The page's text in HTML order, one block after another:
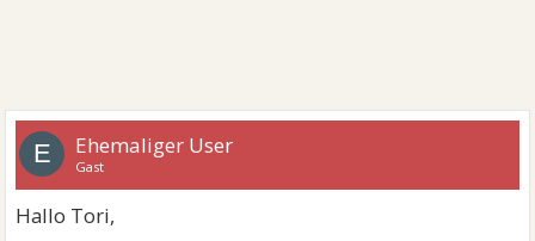
E Ehemaliger User
Gast
Hallo Tori,